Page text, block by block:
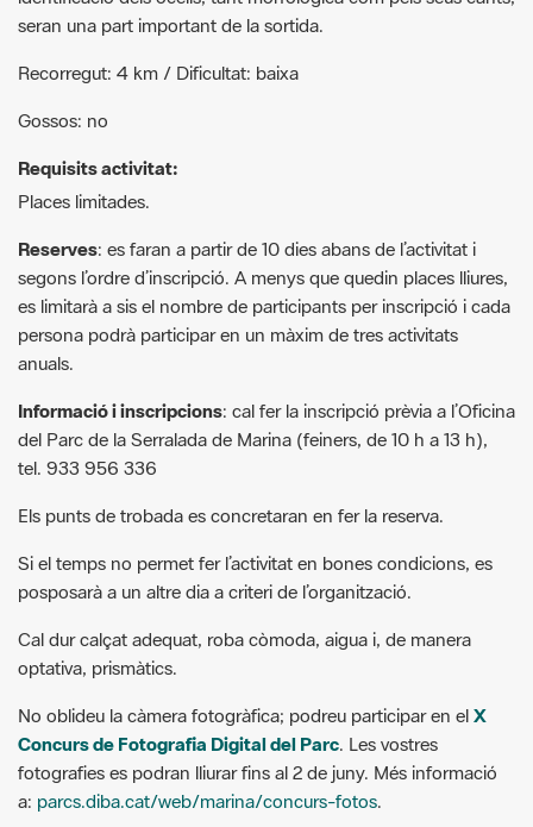
Gossos: no
Requisits activitat:
Places limitades.
Reserves : es faran a partir de 10 dies abans de l’activitat i
segons l’ordre d’inscripció. A menys que quedin places lliures,
persona podrà participar en un màxim de tres activitats
anuals.
Informació i inscripcions
: cal fer la inscripció prèvia a l’Oficina
del Parc de la Serralada de Marina (feiners, de 10 h a 13 h),
Els punts de trobada es concretaran en fer la reserva.
Si el temps no permet fer l’activitat en bones condicions, es
posposarà a un altre dia a criteri de l’organització.
Cal dur calçat adequat, roba còmoda, aigua i, de manera
optativa, prismàtics.
No oblideu la càmera fotogràfica; podreu participar en el
Concurs de Fotografia Digital del Parc . Les vostres
fotografies es podran lliurar fins al 2 de juny. Més informació
a:parcs.diba.cat/web/marina/concurs-fotos.
Més informació:
https://parcs.diba.cat/web/marina
compartir
G
m
F
a
P
i
C
o
Recursos.